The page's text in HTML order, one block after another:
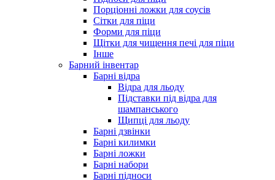
Порціонні ложки для соусів
Сітки для піци
Форми для піци
Щітки для чищення печі для піци
Інше
Барний інвентар
Барні відра
Відра для льоду
Підставки під відра для
шампанського
Щипці для льоду
Барні дзвінки
Барні килимки
Барні ложки
Барні набори
Барні підноси